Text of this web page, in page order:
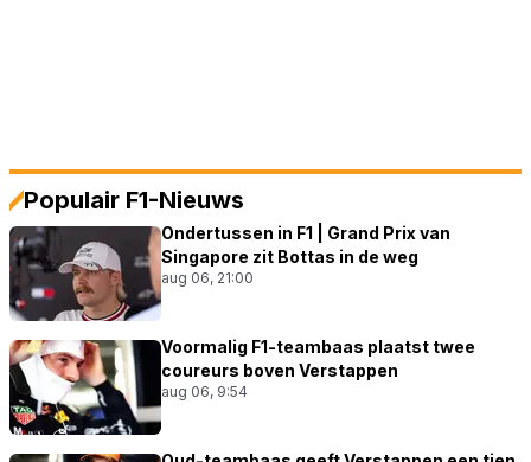
Populair F1-Nieuws
Ondertussen in F1 | Grand Prix van
Singapore zit Bottas in de weg
aug 06, 21:00
Voormalig F1-teambaas plaatst twee
coureurs boven Verstappen
aug 06, 9:54